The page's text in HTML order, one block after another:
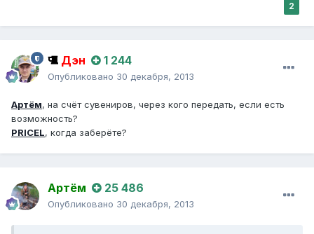
2
Дэн 1 244
Опубликовано 30 декабря, 2013
Артём, на счёт сувениров, через кого передать, если есть
возможность?
PRICEL, когда заберёте?
Артём 25 486
Опубликовано 30 декабря, 2013